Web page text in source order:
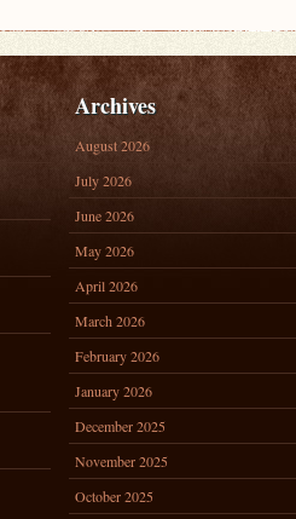
Archives
August 2026
July 2026
June 2026
May 2026
April 2026
March 2026
February 2026
January 2026
December 2025
November 2025
October 2025